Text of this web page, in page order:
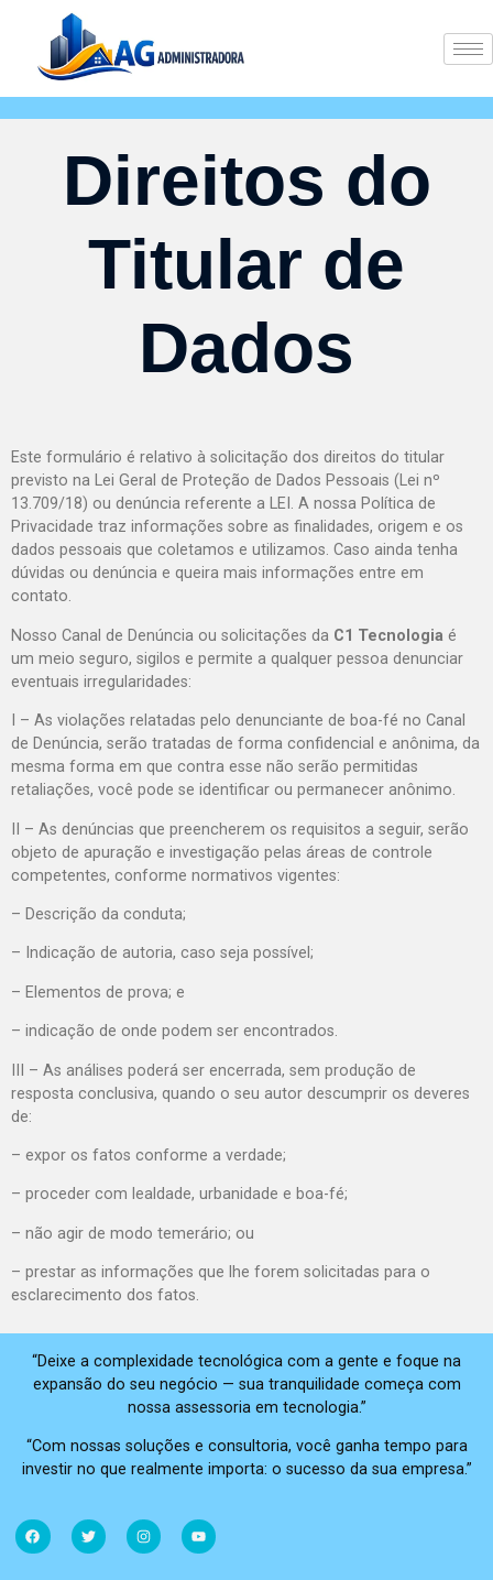
Direitos do
Titular de
Dados
Este formulário é relativo à solicitação dos direitos do titular
previsto na Lei Geral de Proteção de Dados Pessoais (Lei nº
13.709/18) ou denúncia referente a LEI. A nossa Política de
Privacidade traz informações sobre as finalidades, origem e os
dados pessoais que coletamos e utilizamos. Caso ainda tenha
dúvidas ou denúncia e queira mais informações entre em
contato.
Nosso Canal de Denúncia ou solicitações da C1 Tecnologia é
um meio seguro, sigilos e permite a qualquer pessoa denunciar
eventuais irregularidades:
I – As violações relatadas pelo denunciante de boa-fé no Canal
de Denúncia, serão tratadas de forma confidencial e anônima, da
mesma forma em que contra esse não serão permitidas
retaliações, você pode se identificar ou permanecer anônimo.
II – As denúncias que preencherem os requisitos a seguir, serão
objeto de apuração e investigação pelas áreas de controle
competentes, conforme normativos vigentes:
– Descrição da conduta;
– Indicação de autoria, caso seja possível;
– Elementos de prova; e
– indicação de onde podem ser encontrados.
III – As análises poderá ser encerrada, sem produção de
resposta conclusiva, quando o seu autor descumprir os deveres
de:
– expor os fatos conforme a verdade;
– proceder com lealdade, urbanidade e boa-fé;
– não agir de modo temerário; ou
– prestar as informações que lhe forem solicitadas para o
esclarecimento dos fatos.
“Deixe a complexidade tecnológica com a gente e foque na
expansão do seu negócio — sua tranquilidade começa com
nossa assessoria em tecnologia.”
“Com nossas soluções e consultoria, você ganha tempo para
investir no que realmente importa: o sucesso da sua empresa.”